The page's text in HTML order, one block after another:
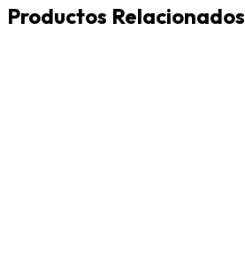
Productos Relacionados